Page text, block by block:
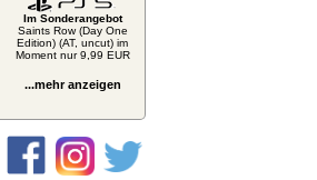
Im Sonderangebot
Saints Row (Day One
Edition) (AT, uncut) im
Moment nur 9,99 EUR
...mehr anzeigen